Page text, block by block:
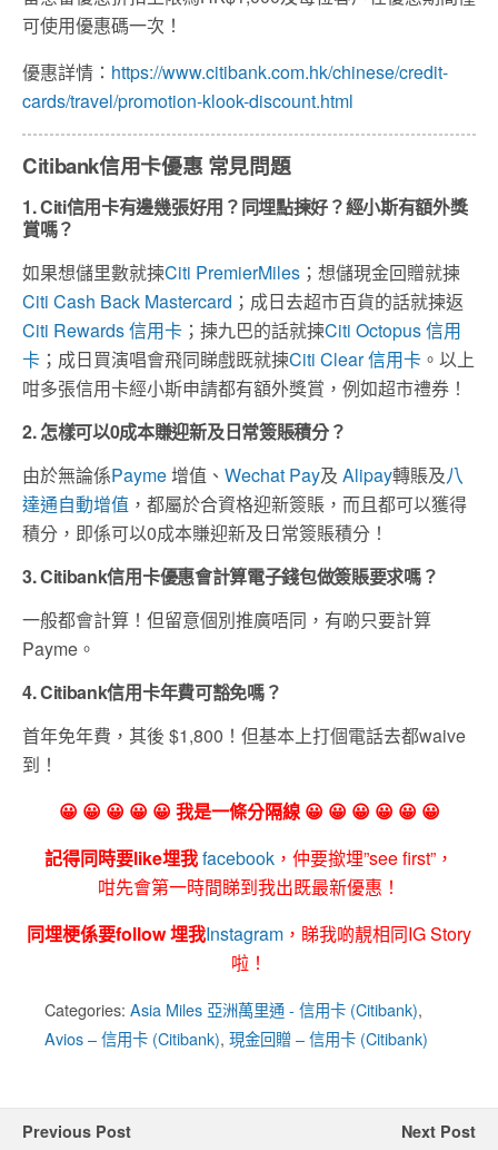
可使用優惠碼一次！
優惠詳情： https://www.citibank.com.hk/chinese/credit-
cards/travel/promotion-klook-discount.html
Citibank信用卡優惠 常見問題
1. Citi信用卡有邊幾張好用？同埋點揀好？經小斯有額外獎
賞嗎？
如果想儲里數就揀Citi PremierMiles ；想儲現金回贈就揀
Citi Cash Back Mastercard ；成日去超市百貨的話就揀返
Citi Rewards 信用卡 ；揀九巴的話就揀Citi Octopus 信用
卡 ；成日買演唱會飛同睇戲既就揀Citi Clear 信用卡 。以上
咁多張信用卡經小斯申請都有額外獎賞，例如超市禮券！
2. 怎樣可以0成本賺迎新及日常簽賬積分？
由於無論係Payme增值、 Wechat Pay及 Alipay轉賬及八
達通自動增值 ，都屬於合資格迎新簽賬，而且都可以獲得
積分，即係可以0成本賺迎新及日常簽賬積分！
3. Citibank信用卡優惠會計算電子錢包做簽賬要求嗎？
一般都會計算！但留意個別推廣唔同，有啲只要計算
Payme。
4. Citibank信用卡年費可豁免嗎？
首年免年費，其後 $1,800！但基本上打個電話去都waive
到！
😀 😀 😀 😀 😀 我是一條分隔線 😀 😀 😀 😀 😀 😀
記得同時要like埋我facebook ，仲要撳埋”see first”，
咁先會第一時間睇到我出既最新優惠！
同埋梗係要follow 埋我Instagram ，睇我啲靚相同IG Story
啦！
Categories: Asia Miles 亞洲萬里通 - 信用卡 (Citibank),
Avios – 信用卡 (Citibank), 現金回贈 – 信用卡 (Citibank)
Previous Post Next Post